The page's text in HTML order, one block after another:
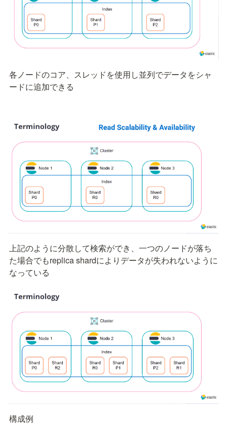
各ノードのコア、スレッドを使用し並列でデータをシャ
ードに追加できる
上記のように分散して検索ができ、一つのノードが落ち
た場合でもreplica shardによりデータが失われないように
なっている
構成例